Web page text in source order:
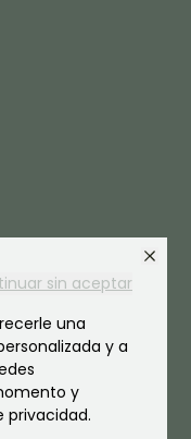
sin aceptar
una
y a
y
privacidad.